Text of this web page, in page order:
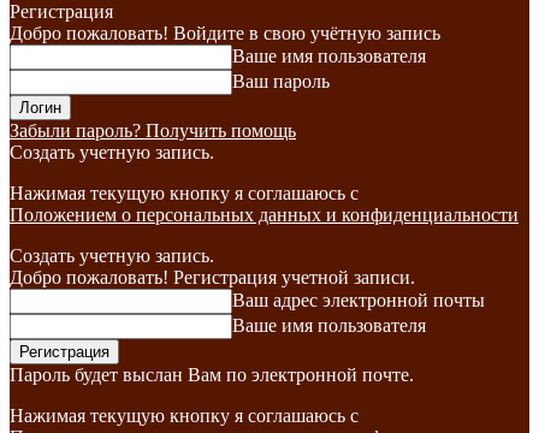
Регистрация
Добро пожаловать! Войдите в свою учётную запись
Ваше имя пользователя
Ваш пароль
Забыли пароль? Получить помощь
Создать учетную запись.
Нажимая текущую кнопку я соглашаюсь с
Положением о персональных данных и конфиденциальности
Создать учетную запись.
Добро пожаловать! Регистрация учетной записи.
Ваш адрес электронной почты
Ваше имя пользователя
Пароль будет выслан Вам по электронной почте.
Нажимая текущую кнопку я соглашаюсь с